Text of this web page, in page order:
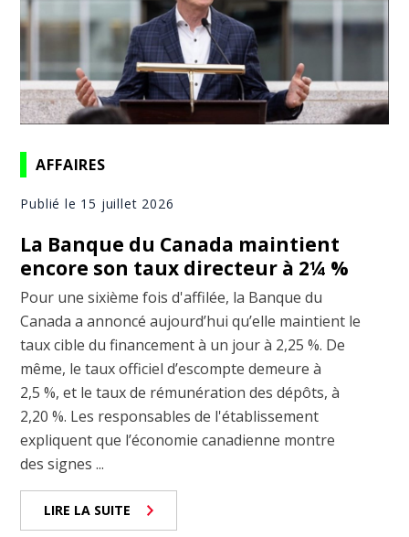
AFFAIRES
Publié le 15 juillet 2026
La Banque du Canada maintient
encore son taux directeur à 2¼ %
Pour une sixième fois d'affilée, la Banque du
Canada a annoncé aujourd’hui qu’elle maintient le
taux cible du financement à un jour à 2,25 %. De
même, le taux officiel d’escompte demeure à
2,5 %, et le taux de rémunération des dépôts, à
2,20 %. Les responsables de l'établissement
expliquent que l’économie canadienne montre
des signes ...
LIRE LA SUITE